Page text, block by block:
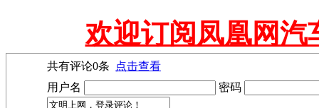
欢迎订阅凤凰网汽
共有评论0条
点击查看
用户名
密码